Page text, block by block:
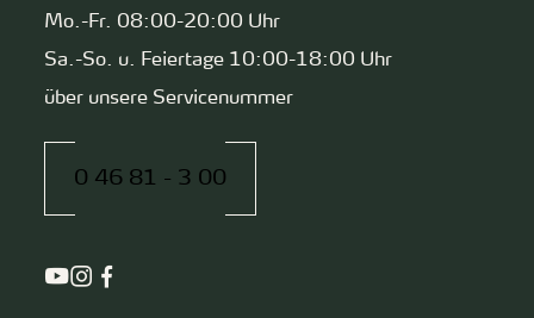
Mo.-Fr. 08:00-20:00 Uhr
Sa.-So. u. Feiertage 10:00-18:00 Uhr
über unsere Servicenummer
0 46 81 - 3 00